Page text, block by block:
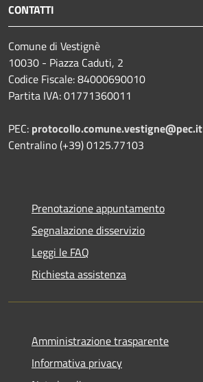
CONTATTI
Comune di Vestignè
10030 - Piazza Caduti, 2
Codice Fiscale: 84000690010
Partita IVA: 01771360011
PEC: protocollo.comune.vestigne@pec.it
Centralino (+39) 0125.77103
Prenotazione appuntamento
Segnalazione disservizio
Leggi le FAQ
Richiesta assistenza
Amministrazione trasparente
Informativa privacy